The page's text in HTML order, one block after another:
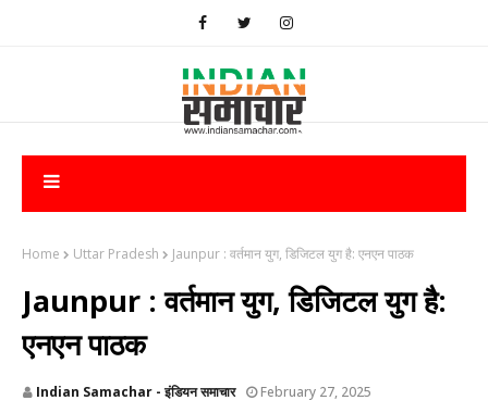
Home Uttar Pradesh Jaunpur : वर्तमान युग, डिजिटल युग है: एनएन पाठक
Jaunpur : वर्तमान युग, डिजिटल युग है:
एनएन पाठक
Indian Samachar - इंडियन समाचार February 27, 2025